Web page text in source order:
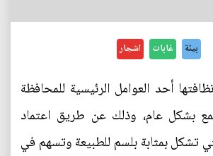
بيئة غابات اشجار
أحد العوامل الرئيسية للمحافظة
بشكل عام، وذلك عن طريق اعتماد
تشكل بمثابة بلسم للطبيعة وتسهم في